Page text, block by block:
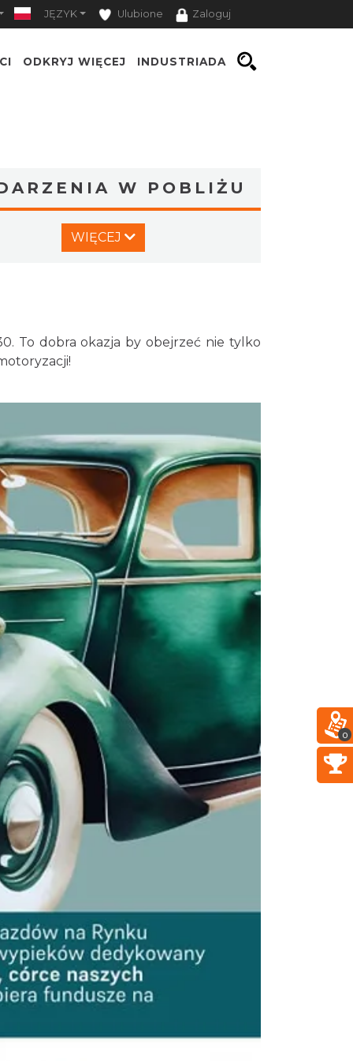
JĘZYK Ulubione Zaloguj
ODKRYJ WIĘCEJ INDUSTRIADA
W POBLIŻU
Silesia Memoriał Kamili
Skolimowskiej
Chorzów
Dzień Kartofla w chorzowskim
skansenie
Chorzów
2026-09-20
3.66 km
O zbożach, chlebie i ziołach
Chorzów
2026-08-23
3.66 km
Śląsko Wilijo
Chorzów
2026-12-13
3.66 km
Kult – Pomarańczowa Trasa
2026
Katowice
7.01 km
Myslovitz - Sentymentalny
powrót do lat 2000
Katowice
2026-11-15
7.01 km
CO, GDZIE, KIEDY W
KATOWICACH 3-9.08.2026
Katowice
LORD OF THE DANCE - 30th
Anniversary Tour
7.05 km
2026-12-11
7.05 km
WIĘCEJ
To dobra okazja by obejrzeć nie tylko
0